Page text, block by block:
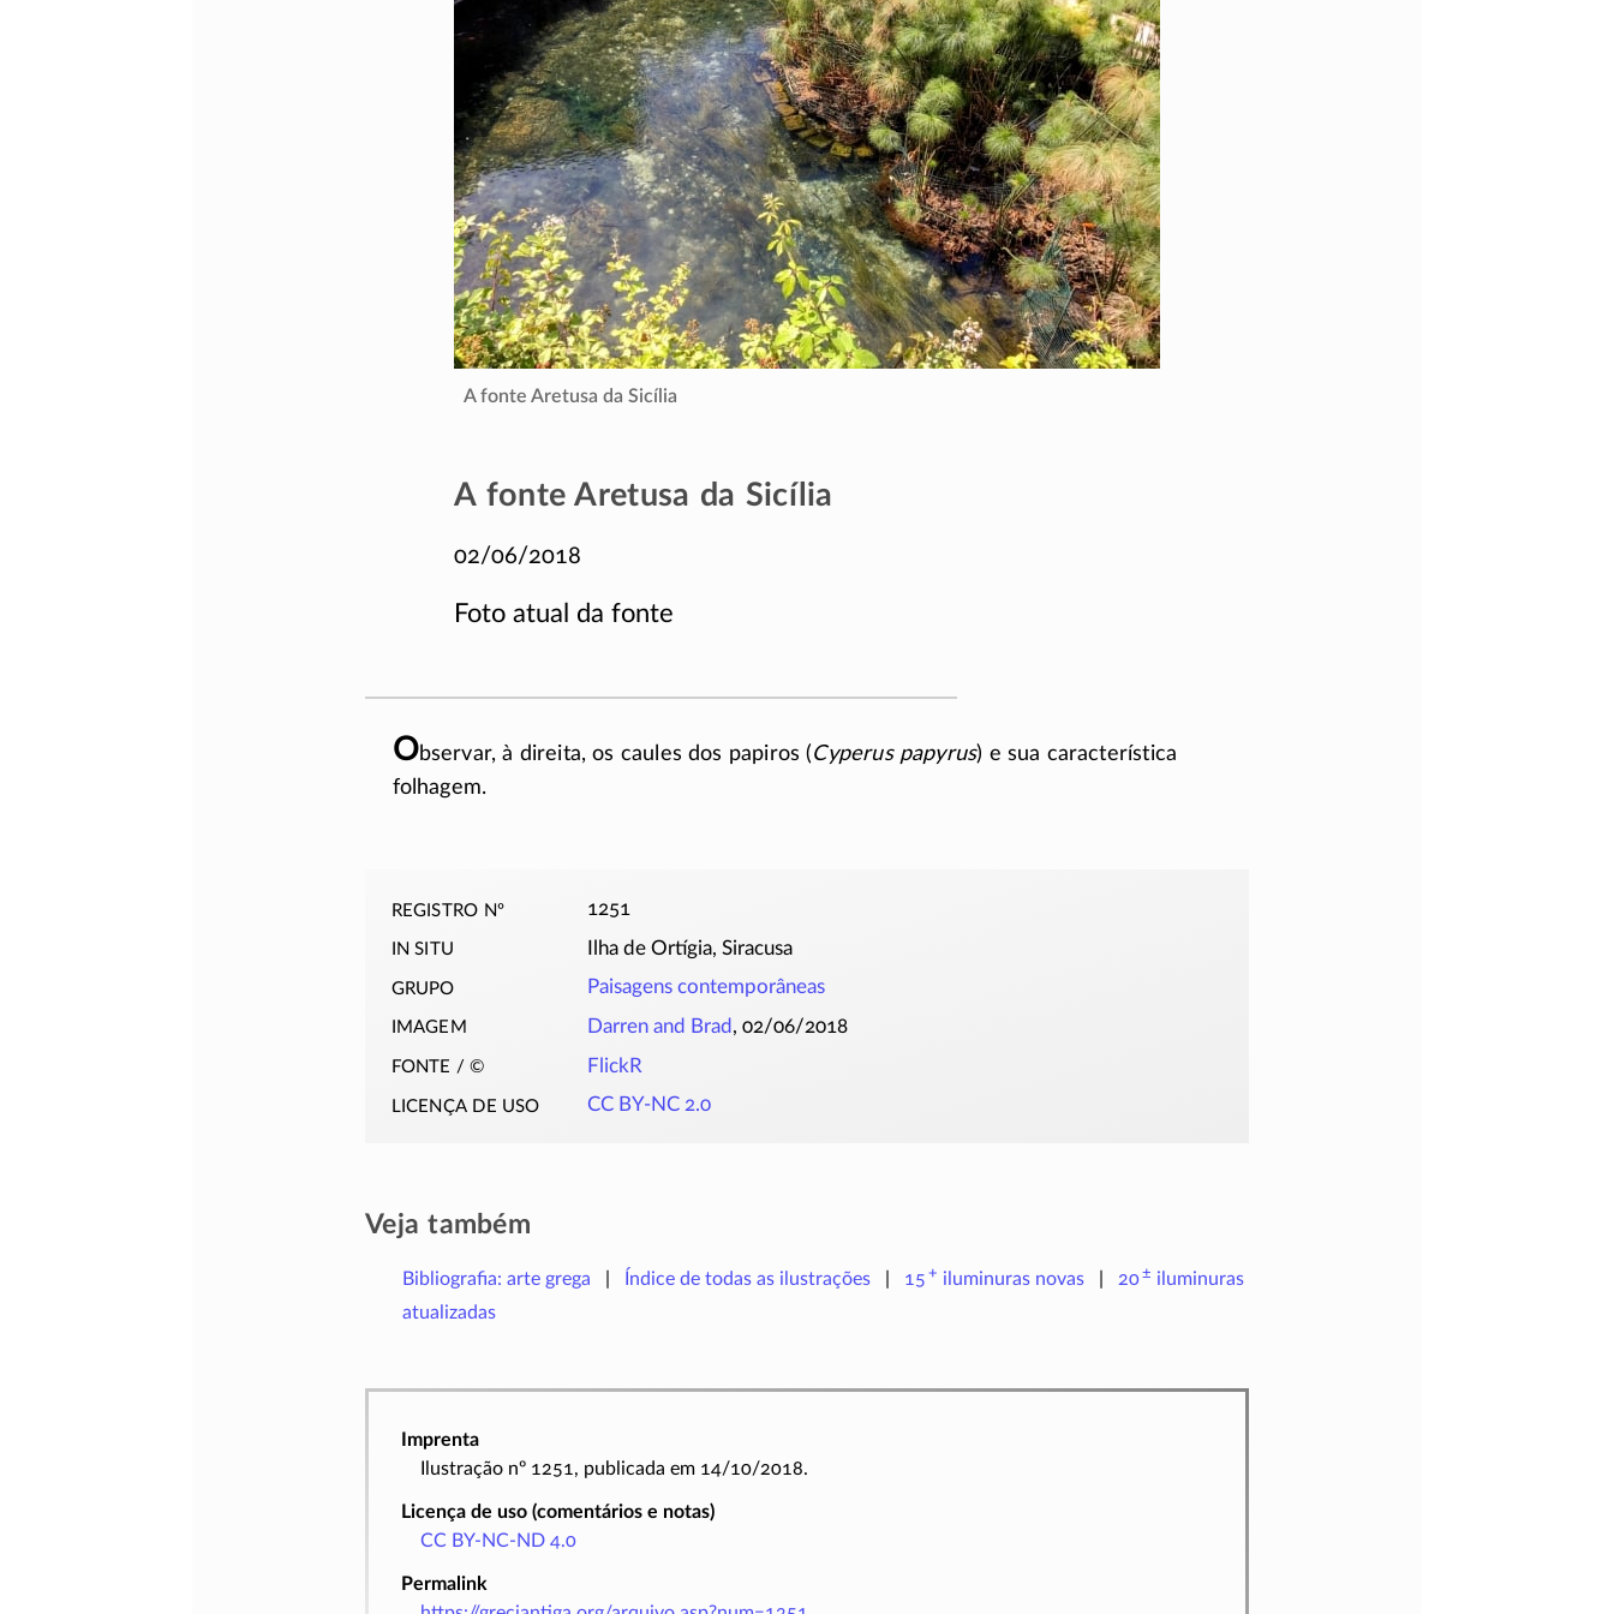
A fonte Aretusa da Sicília
A fonte Aretusa da Sicília
02/06/2018
Foto atual da fonte
Observar, à direita, os caules dos papiros (Cyperus papyrus) e sua característica
folhagem.
registro nº 1251
in situ Ilha de Ortígia, Siracusa
grupo Paisagens contemporâneas
imagem Darren and Brad , 02/06/2018
fonte / © FlickR
licença de uso CC BY-NC 2.0
Veja também
Bibliografia: arte grega Índice de todas as ilustrações 15 + iluminurasnovas 20± iluminuras
atualizadas
Imprenta
Ilustração nº 1251, publicada em 14/10/2018.
Licença de uso (comentários e notas)
CC BY-NC-ND 4.0
Permalink